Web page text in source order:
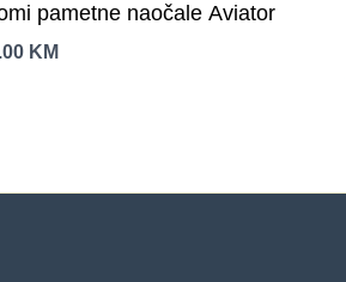
pametne naočale Aviator
KM